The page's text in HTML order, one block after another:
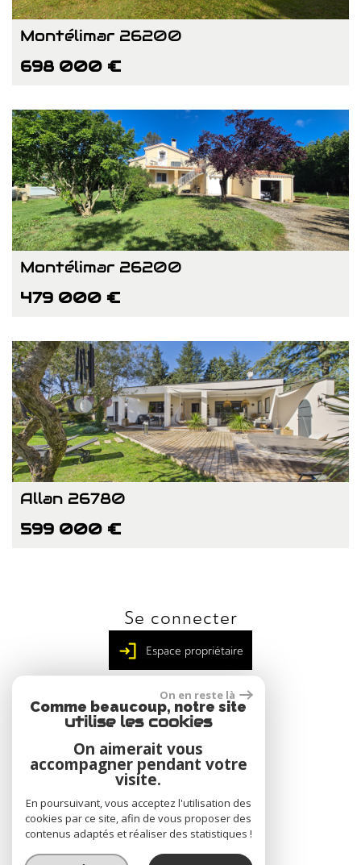
Montélimar 26200
698 000 €
Montélimar 26200
479 000 €
Allan 26780
599 000 €
Se connecter
Espace propriétaire
Nous suivre
Adhérents
On en reste là
Comme beaucoup, notre site
utilise les cookies
On aimerait vous
accompagner pendant votre
visite.
En poursuivant, vous acceptez l'utilisation des
cookies par ce site, afin de vous proposer des
contenus adaptés et réaliser des statistiques !